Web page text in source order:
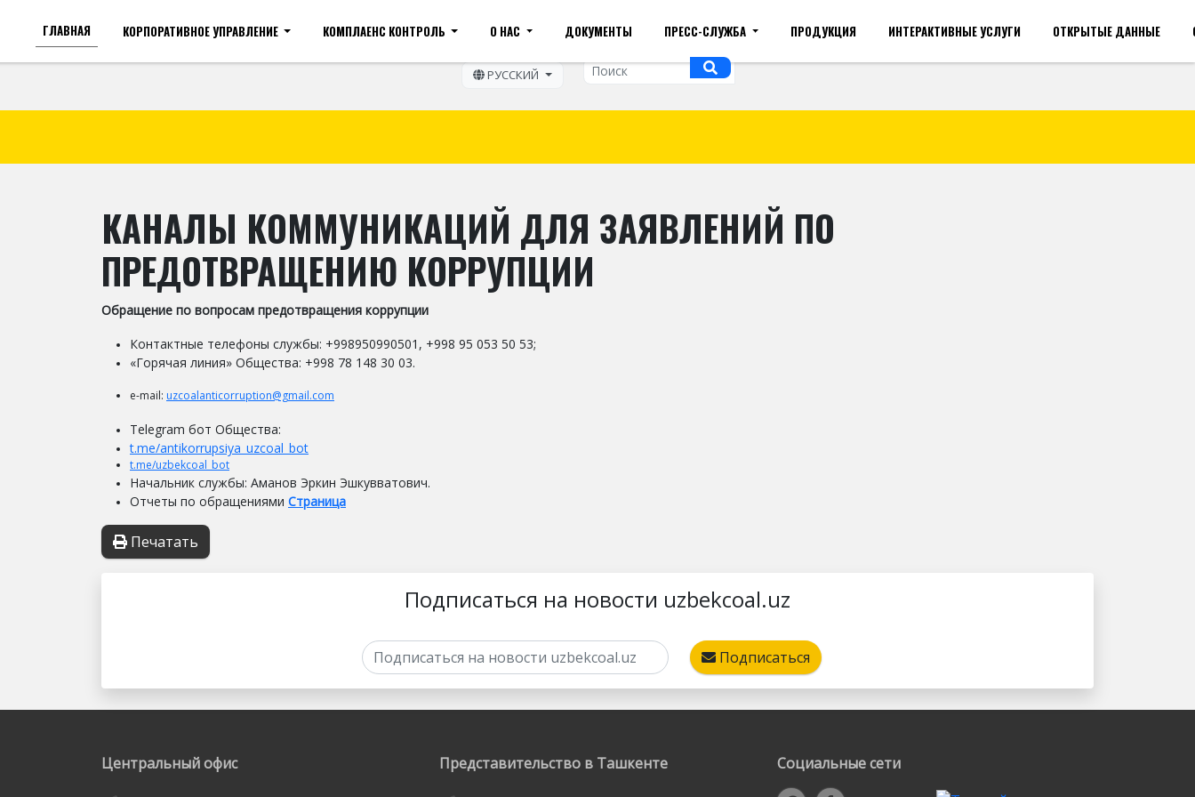
Для слабовидящих Размер шрифта Карта сайта Мобильная версия Вакансии(общий) Войти
РУССКИЙ
ГЛАВНАЯ КОРПОРАТИВНОЕ УПРАВЛЕНИЕ КОМПЛАЕНС КОНТРОЛЬ О НАС ДОКУМЕНТЫ ПРЕСС-СЛУЖБА ПРОДУКЦИЯ ИНТЕРАКТИВНЫЕ УСЛУГИ ОТКРЫТЫЕ ДАННЫЕ
КАНАЛЫ КОММУНИКАЦИЙ ДЛЯ ЗАЯВЛЕНИЙ ПО
ПРЕДОТВРАЩЕНИЮ КОРРУПЦИИ
Обращение по вопросам предотвращения коррупции
Контактные телефоны службы: +998950990501, +998 95 053 50 53;
«Горячая линия» Общества: +998 78 148 30 03.
e-mail: uzcoalanticorruption@gmail.com
Telegram бот Общества:
t.me/antikorrupsiya_uzcoal_bot
t.me/uzbekcoal_bot
Начальник службы: Аманов Эркин Эшкувватович.
Отчеты по обращениями Страница
Печатать
Подписаться на новости uzbekcoal.uz
Подписаться
Центральный офис Представительство в Ташкенте Социальные сети